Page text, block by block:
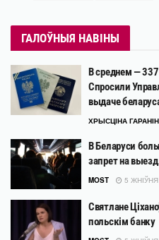
ГАЛОЎНЫЯ НАВІНЫ
В среднем —
Спросили
выдаче
ХРЫСЦІНА
В Беларуси
запрет на
MOST 5 ЖНІЎНЯ
Святлане
польскім банку